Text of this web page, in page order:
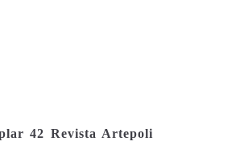
42 Revista Artepoli